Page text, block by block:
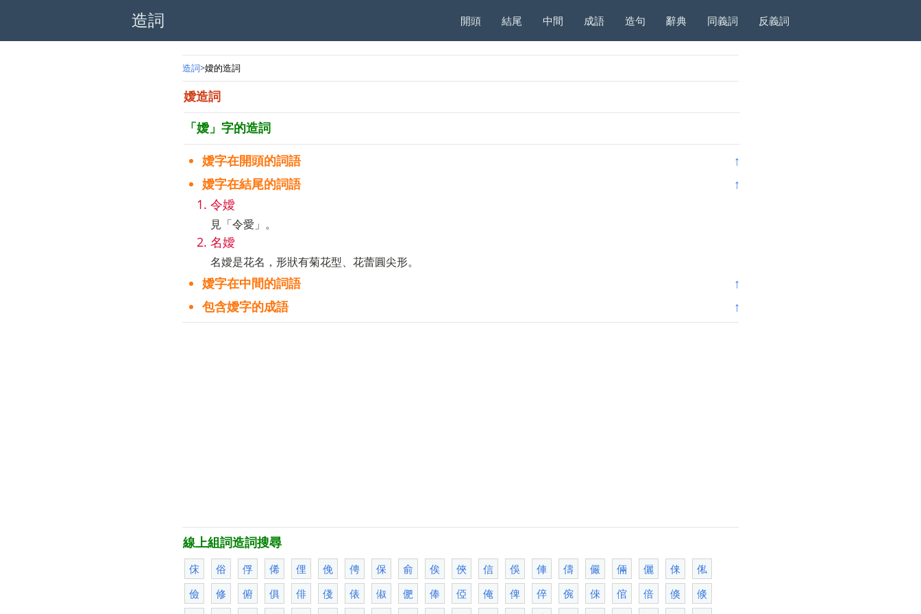
造詞 開頭 結尾 中間 成語 造句 辭典 同義詞 反義詞
造詞 嬡的造詞
嬡造詞
「嬡」字的造詞
嬡字在開頭的詞語
↑
嬡字在結尾的詞語
↑
令嬡
見「令愛」。
名嬡
名嬡是花名，形狀有菊花型、花蕾圓尖形。
嬡字在中間的詞語
↑
包含嬡字的成語
↑
線上組詞造詞搜尋
俕
俗 俘 俙 俚 俛 俜 保 俞 俟 俠 信 俁 俥 儔 儼 倆 儷 俫
俬
儉
修 俯 俱 俳 俴 俵 俶 俷 俸 俹 俺 俾 倅 倇 倈 倌 倍 倏
倐